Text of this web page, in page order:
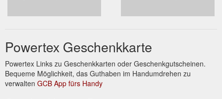
Powertex Geschenkkarte
Powertex Links zu Geschenkkarten oder Geschenkgutscheinen.
Bequeme Möglichkeit, das Guthaben im Handumdrehen zu
verwalten GCB App fürs Handy